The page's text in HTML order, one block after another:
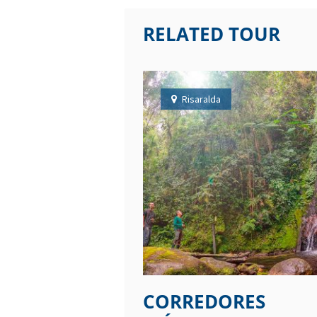
RELATED TOUR
Risaralda
CORREDORES